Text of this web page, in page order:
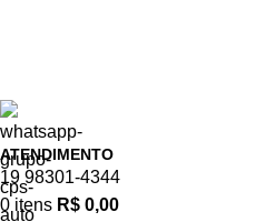
ATENDIMENTO
19 98301-4344
0 itens R$ 0,00